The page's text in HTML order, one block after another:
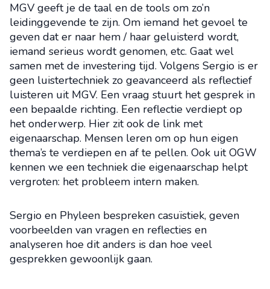
MGV geeft je de taal en de tools om zo’n
leidinggevende te zijn. Om iemand het gevoel te
geven dat er naar hem / haar geluisterd wordt,
iemand serieus wordt genomen, etc. Gaat wel
samen met de investering tijd. Volgens Sergio is er
geen luistertechniek zo geavanceerd als reflectief
luisteren uit MGV. Een vraag stuurt het gesprek in
een bepaalde richting. Een reflectie verdiept op
het onderwerp. Hier zit ook de link met
eigenaarschap. Mensen leren om op hun eigen
thema’s te verdiepen en af te pellen. Ook uit OGW
kennen we een techniek die eigenaarschap helpt
vergroten: het probleem intern maken.
Sergio en Phyleen bespreken casuïstiek, geven
voorbeelden van vragen en reflecties en
analyseren hoe dit anders is dan hoe veel
gesprekken gewoonlijk gaan.